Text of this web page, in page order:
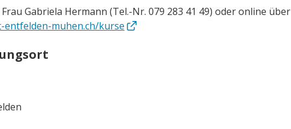
Gabriela Hermann (Tel.-Nr. 079 283 41 49) oder online über
muhen.ch/kurse